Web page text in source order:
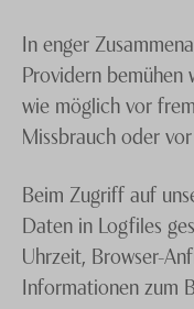
In enger
Providern bemühen
wie möglich vor
Missbrauch oder
Beim Zugriff auf
Daten in Logfiles
Uhrzeit, Browser-
Informationen zum